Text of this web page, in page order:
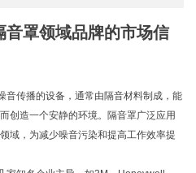
罩领域品牌的市场信
音传播的设备，通常由隔音材料制成，能
创造一个安静的环境。隔音罩广泛应用
域，为减少噪音污染和提高工作效率提